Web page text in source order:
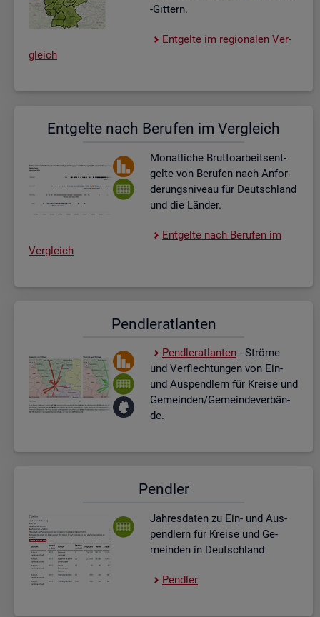
-Git­tern.
Ent­gel­te im re­gio­na­len Ver­
gleich
Ent­gel­te nach Be­ru­fen im Ver­gleich
Mo­nat­li­che Brut­to­ar­beits­ent­
gel­te von Be­ru­fen nach An­for­
de­rungs­ni­veau für Deutsch­land
und die Län­der.
Ent­gel­te nach Be­ru­fen im
Ver­gleich
Pend­ler­at­lan­ten
Pend­ler­at­lan­ten - Strö­me
und Ver­flech­tun­gen von Ein-
und Aus­pend­lern für Krei­se und
Ge­mein­den/Ge­mein­de­ver­bän­
de.
Pend­ler
Jah­res­da­ten zu Ein- und Aus­
pend­lern für Krei­se und Ge­
mein­den in Deutsch­land
Pend­ler